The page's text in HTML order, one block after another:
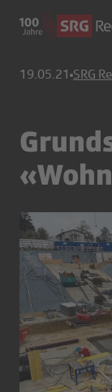
19.05.21 SRG